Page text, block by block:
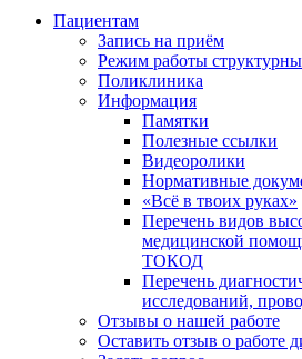
Пациентам
Запись на приём
Режим работы
Поликлиника
Информация
Памятки
Полезные ссылки
Видеоролики
Нормативные
«Всё в твоих руках»
Перечень видов
медицинской
ТОКОД
Перечень
исследований,
Отзывы о нашей работе
Оставить отзыв о работе